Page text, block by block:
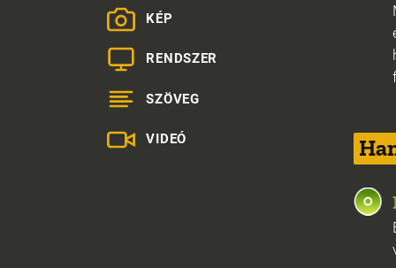
KÉP
RENDSZER
SZÖVEG
VIDEÓ